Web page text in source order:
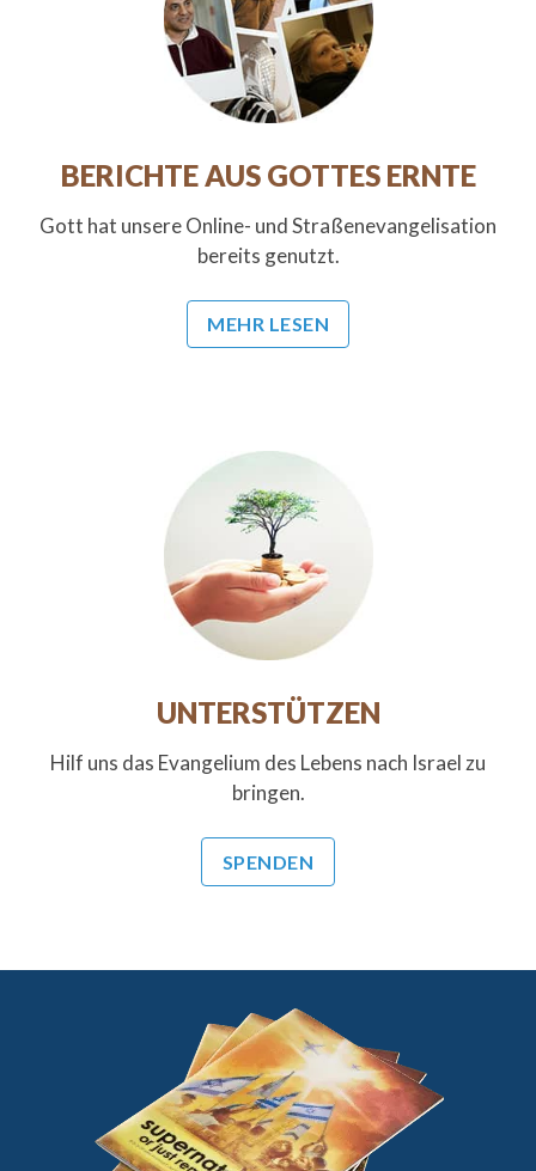
BERICHTE AUS GOTTES ERNTE
Gott hat unsere Online- und Straßenevangelisation
bereits genutzt.
MEHR LESEN
UNTERSTÜTZEN
Hilf uns das Evangelium des Lebens nach Israel zu
bringen.
SPENDEN